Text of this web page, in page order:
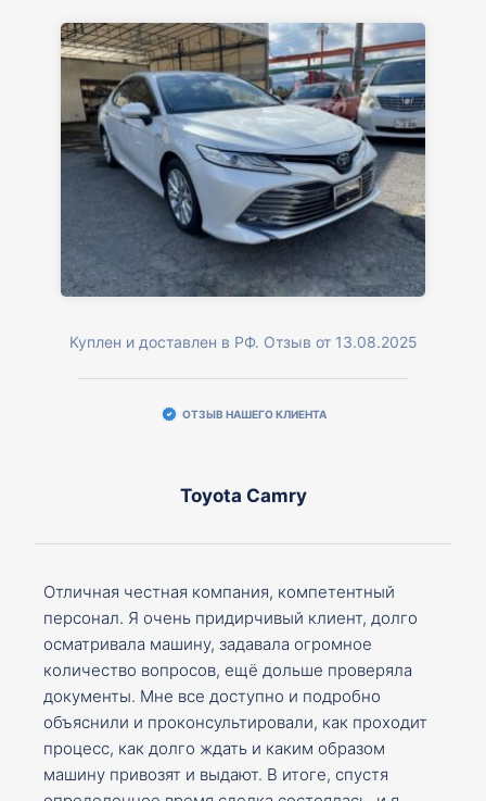
Куплен и доставлен в РФ. Отзыв от 13.08.2025
ОТЗЫВ НАШЕГО КЛИЕНТА
Toyota Camry
Отличная честная компания, компетентный
персонал. Я очень придирчивый клиент, долго
осматривала машину, задавала огромное
количество вопросов, ещё дольше проверяла
документы. Мне все доступно и подробно
объяснили и проконсультировали, как проходит
процесс, как долго ждать и каким образом
машину привозят и выдают. В итоге, спустя